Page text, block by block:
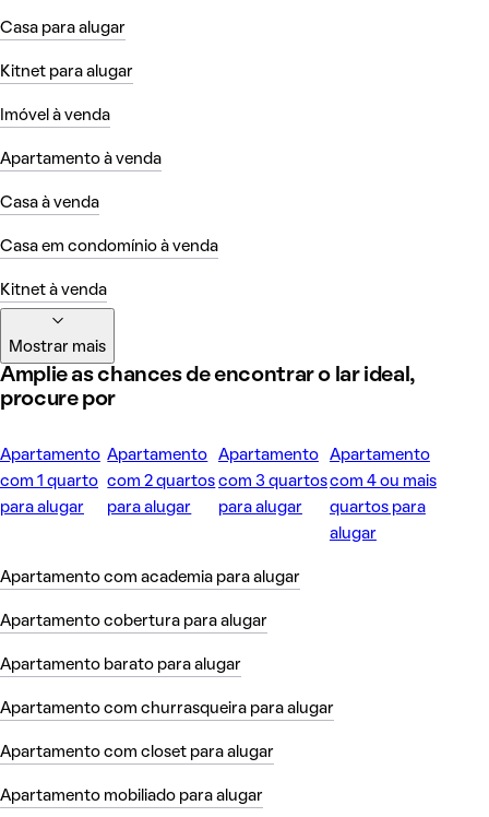
Casa para alugar
Kitnet para alugar
Imóvel à venda
Apartamento à venda
Casa à venda
Casa em condomínio à venda
Kitnet à venda
Mostrar mais
Amplie as chances de encontrar o lar ideal,
procure por
Apartamento
com 1 quarto
para alugar
Apartamento
com 2 quartos
para alugar
Apartamento
com 3 quartos
para alugar
Apartamento
com 4 ou mais
quartos para
alugar
Apartamento com academia para alugar
Apartamento cobertura para alugar
Apartamento barato para alugar
Apartamento com churrasqueira para alugar
Apartamento com closet para alugar
Apartamento mobiliado para alugar